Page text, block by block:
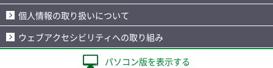
個人情報の取り扱いについて
ウェブアクセシビリティへの取り組み
パソコン版を表示する